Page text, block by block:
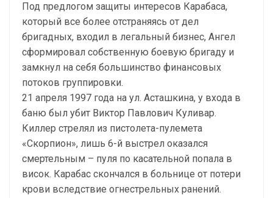
Под предлогом защиты интересов Карабаса,
который все более отстраняясь от дел
бригадных, входил в легальный бизнес, Ангел
сформировал собственную боевую бригаду и
замкнул на себя большинство финансовых
потоков группировки.
21 апреля 1997 года на ул. Асташкина, у входа в
баню был убит Виктор Павлович Куливар.
Киллер стрелял из пистолета-пулемета
«Скорпион», лишь 6-й выстрел оказался
смертельным – пуля по касательной попала в
висок. Карабас скончался в больнице от потери
крови вследствие огнестрельных ранений.